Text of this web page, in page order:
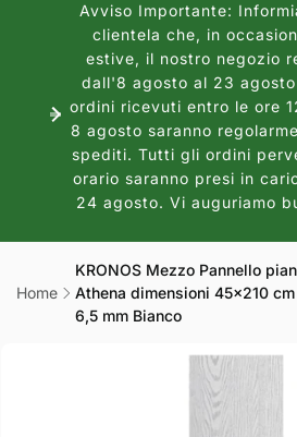
Avviso Importante:
clientela che, in
estive, il nostro negozio
dall'8 agosto al 23
ordini ricevuti entro le ore
8 agosto saranno
spediti. Tutti gli ordini
orario saranno presi in
24 agosto. Vi auguriamo
Home
KRONOS Mezzo Pannello
Athena dimensioni 45x210
6,5 mm Bianco